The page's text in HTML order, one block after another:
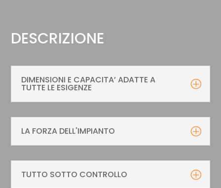
DESCRIZIONE
DIMENSIONI E CAPACITA’ ADATTE A
TUTTE LE ESIGENZE
LA FORZA DELL'IMPIANTO
TUTTO SOTTO CONTROLLO